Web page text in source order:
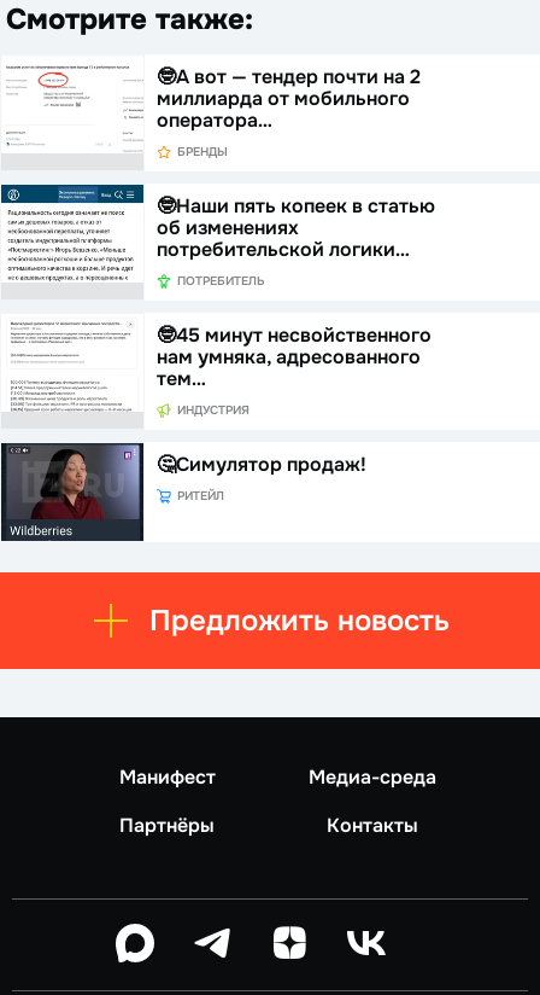
Смотрите также:
🤓А вот — тендер почти на 2
миллиарда от мобильного
оператора…
БРЕНДЫ
🤓Наши пять копеек в статью
об изменениях
потребительской логики…
ПОТРЕБИТЕЛЬ
🤓45 минут несвойственного
нам умняка, адресованного
тем…
ИНДУСТРИЯ
🤔Симулятор продаж!
РИТЕЙЛ
Предложить новость
Манифест
Медиа-среда
Партнёры
Контакты